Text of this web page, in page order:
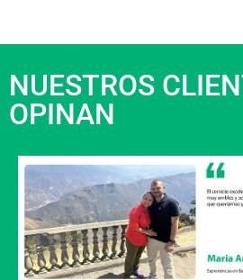
NUESTROS
OPINAN